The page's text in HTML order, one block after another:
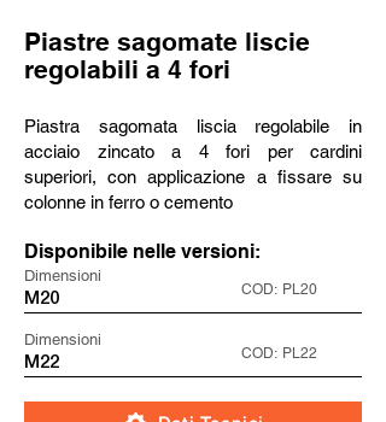
Piastre sagomate liscie
regolabili a 4 fori
Piastra sagomata liscia regolabile in
acciaio zincato a 4 fori per cardini
superiori, con applicazione a fissare su
colonne in ferro o cemento
Disponibile nelle versioni:
Dimensioni
M20
COD: PL20
Dimensioni
M22
COD: PL22